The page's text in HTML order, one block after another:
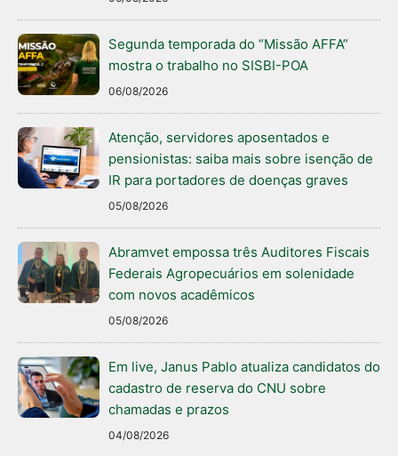
Segunda temporada do “Missão AFFA”
mostra o trabalho no SISBI-POA
06/08/2026
Atenção, servidores aposentados e
pensionistas: saiba mais sobre isenção de
IR para portadores de doenças graves
05/08/2026
Abramvet empossa três Auditores Fiscais
Federais Agropecuários em solenidade
com novos acadêmicos
05/08/2026
Em live, Janus Pablo atualiza candidatos do
cadastro de reserva do CNU sobre
chamadas e prazos
04/08/2026